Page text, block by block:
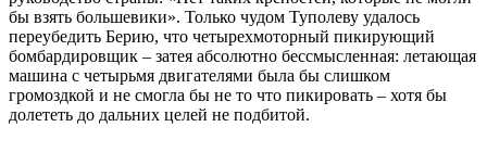
бы взять большевики». Только чудом Туполеву удалось
переубедить Берию, что четырехмоторный пикирующий
бомбардировщик – затея абсолютно бессмысленная: летающая
машина с четырьмя двигателями была бы слишком
громоздкой и не смогла бы не то что пикировать – хотя бы
долететь до дальних целей не подбитой.